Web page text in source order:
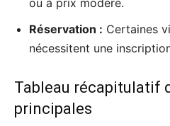
ou à prix modéré.
Réservation : Certaines
nécessitent une
Tableau récapitulatif
principales